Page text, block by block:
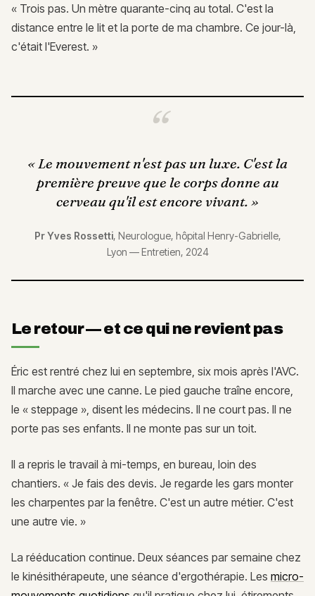
« Trois pas. Un mètre quarante-cinq au total. C'est la
distance entre le lit et la porte de ma chambre. Ce jour-là,
c'était l'Everest. »
« Le mouvement n'est pas un luxe. C'est la
première preuve que le corps donne au
cerveau qu'il est encore vivant. »
Pr Yves Rossetti, Neurologue, hôpital Henry-Gabrielle,
Lyon —Entretien, 2024
Le retour — et ce qui ne revient pas
Éric est rentré chez lui en septembre, six mois après l'AVC.
Il marche avec une canne. Le pied gauche traîne encore,
le « steppage », disent les médecins. Il ne court pas. Il ne
porte pas ses enfants. Il ne monte pas sur un toit.
Il a repris le travail à mi-temps, en bureau, loin des
chantiers. « Je fais des devis. Je regarde les gars monter
les charpentes par la fenêtre. C'est un autre métier. C'est
une autre vie. »
La rééducation continue. Deux séances par semaine chez
le kinésithérapeute, une séance d'ergothérapie. Les micro-